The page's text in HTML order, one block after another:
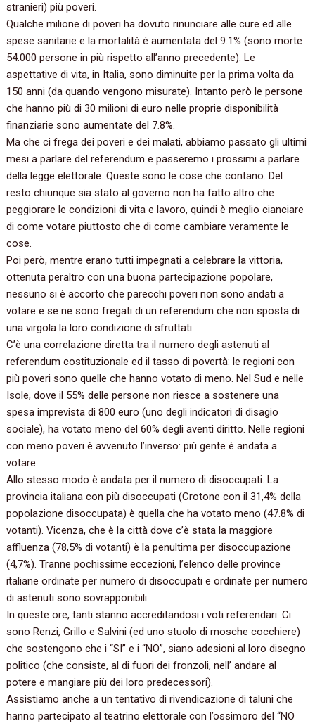
stranieri‭) ‬più poveri.
Qualche milione di poveri ha dovuto rinunciare alle cure ed alle
spese sanitarie e la mortalità é aumentata del‭ ‬9.1%‭ (‬sono morte‭
‬54.000‭ ‬persone in più rispetto all’anno precedente‭)‬.‭ ‬Le
aspettative di vita,‭ ‬in Italia,‭ ‬sono diminuite per la prima volta da‭
‬150‭ ‬anni‭ (‬da quando vengono misurate‭)‬.‭ ‬Intanto però‭ ‬le persone
che hanno più di‭ ‬30‭ ‬milioni di euro nelle proprie disponibilità
finanziarie sono aumentate del‭ ‬7.8%.
Ma che ci frega dei poveri e dei malati,‭ ‬abbiamo passato gli ultimi
mesi a parlare del referendum e passeremo i prossimi a parlare
della legge elettorale.‭ ‬Queste sono le cose che contano.‭ ‬Del
resto chiunque sia stato al governo non ha fatto altro che
peggiorare le condizioni di vita e lavoro,‭ ‬quindi è meglio cianciare
di come votare piuttosto che di come cambiare veramente le
cose.
Poi però,‭ ‬mentre erano tutti impegnati a celebrare la vittoria,‭
‬ottenuta peraltro con una buona partecipazione popolare,‭
‬nessuno si è accorto che parecchi poveri non sono andati a
votare e se ne sono fregati di un referendum che non sposta di
una virgola la loro condizione di sfruttati.
C’è una correlazione diretta tra il numero degli astenuti al
referendum costituzionale ed il tasso di povertà:‭ ‬le regioni con
più poveri sono quelle che hanno votato di meno.‭ ‬Nel Sud e nelle
Isole,‭ ‬dove il‭ ‬55%‭ ‬delle persone non riesce a sostenere una
spesa imprevista di‭ ‬800‭ ‬euro‭ (‬uno degli indicatori di disagio
sociale‭)‬,‭ ‬ha votato meno del‭ ‬60%‭ ‬degli aventi diritto.‭ ‬Nelle regioni
con meno poveri è avvenuto l’inverso:‭ ‬più gente è andata a
votare.
Allo stesso modo è andata per il numero di disoccupati.‭ ‬La
provincia italiana con più disoccupati‭ (‬Crotone con il‭ ‬31,4%‭ ‬della
popolazione disoccupata‭) ‬è quella che ha votato meno‭ (‬47.8%‭ ‬di
votanti‭)‬.‭ ‬Vicenza,‭ ‬che è la città dove c’è stata la maggiore
affluenza‭ (‬78,5%‭ ‬di votanti‭) ‬è la penultima per disoccupazione‭
(‬4,7%‭)‬.‭ ‬Tranne pochissime eccezioni,‭ ‬l’elenco delle province
italiane ordinate per numero di disoccupati e ordinate per numero
di astenuti sono sovrapponibili.
In queste ore,‭ ‬tanti stanno accreditandosi i voti referendari.‭ ‬Ci
sono Renzi,‭ ‬Grillo e Salvini‭ (‬ed uno stuolo di mosche cocchiere‭)
‬che sostengono che i‭ “‬SI‭” ‬e i‭ “‬NO‭”‬,‭ ‬siano adesioni al loro disegno
politico‭ (‬che consiste,‭ ‬al di fuori dei fronzoli,‭ ‬nell‭’ ‬andare al
potere e mangiare più dei loro predecessori‭)‬.‭
Assistiamo anche a un tentativo di rivendicazione di taluni che
hanno partecipato al teatrino elettorale con l’ossimoro del‭ “‬NO